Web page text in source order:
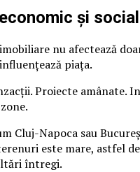
și social
nu afectează
piața.
Proiecte amânate.
Cluj-Napoca sau
este mare, astfel
întregi.